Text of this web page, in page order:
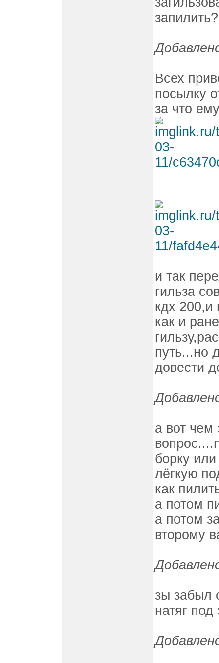
запилить?
Всех
посылку
за что
и так
гильза
кдх 200,и
как и
путь...но
довести
а вот чем
борку
лёгкую
как
а потом
а потом
второму
зы забыл
натяг под